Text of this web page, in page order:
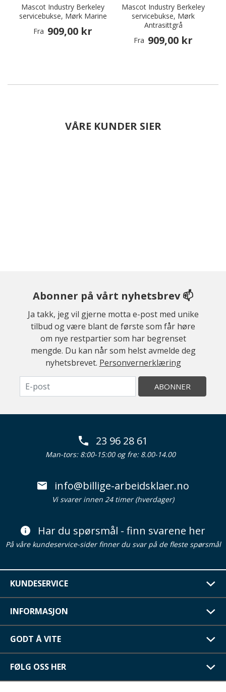
Mascot Industry Berkeley
servicebukse, Mørk Marine
Fra 909,00 kr
Mascot Industry Berkeley
servicebukse, Mørk
Antrasittgrå
Fra 909,00 kr
VÅRE KUNDER SIER
Abonner på vårt nyhetsbrev 📫
Ja takk, jeg vil gjerne motta e-post med unike
tilbud og være blant de første som får høre
om nye restpartier som har begrenset
mengde. Du kan når som helst avmelde deg
nyhetsbrevet. Personvernerklæring
ABONNER
23 96 28 61
Man-tors: 8:00-15:00 og fre: 8.00-14.00
info@billige-arbeidsklaer.no
Vi svarer innen 24 timer (hverdager)
Har du spørsmål - finn svarene her
På våre kundeservice-sider finner du svar på de fleste spørsmål
KUNDESERVICE
INFORMASJON
GODT Å VITE
FØLG OSS HER